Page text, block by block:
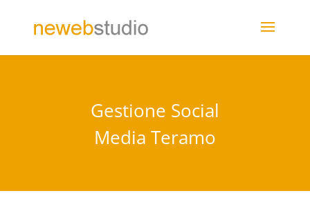
Gestione Social
Media Teramo